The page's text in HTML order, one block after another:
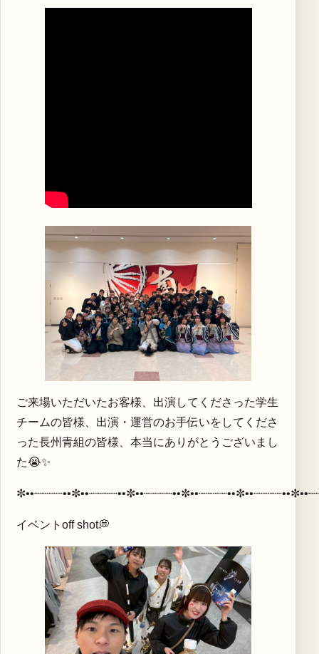
ご来場いただいたお客様、出演してくださった学生
チームの皆様、出演・運営のお手伝いをしてくださ
った長州青組の皆様、本当にありがとうございまし
た😭✨
イベントoff shot💭